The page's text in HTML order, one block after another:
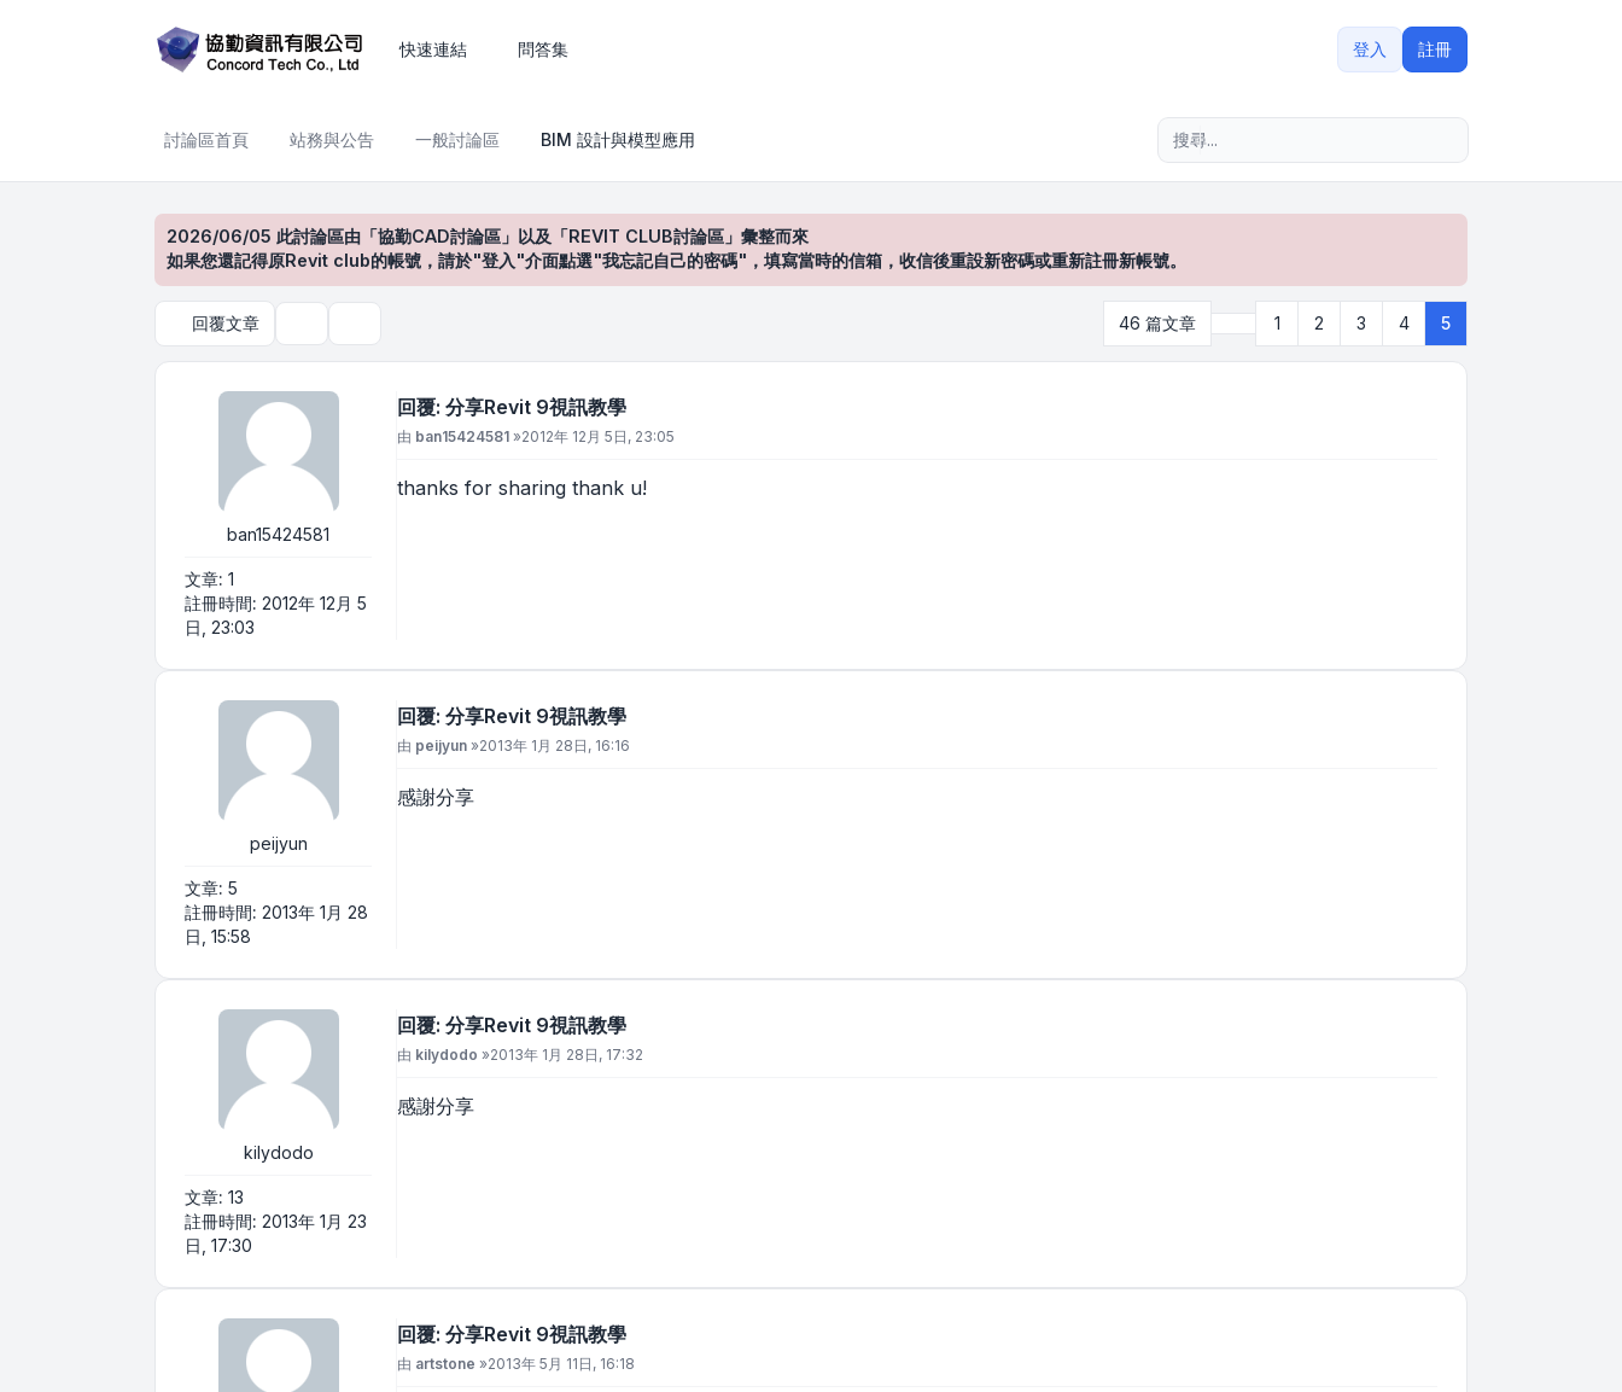
快速連結 問答集 登入 註冊
討論區首頁 站務與公告 一般討論區 BIM 設計與模型應用
2026/06/05 此討論區由「協勤CAD討論區」以及「REVIT CLUB討論區」彙整而來
如果您還記得原Revit club的帳號，請於"登入"介面點選"我忘記自己的密碼"，填寫當時的信箱，收信後重設新密碼或重新註冊新帳號。
回覆文章 46 篇文章 上一頁1 2 3 4 5
ban15424581
文章: 1
註冊時間: 2012年 12月 5
日, 23:03
回覆: 分享Revit 9視訊教學
文章
由 ban15424581 »2012年 12月 5日, 23:05
thanks for sharing thank u!
peijyun
文章: 5
註冊時間: 2013年 1月 28
日, 15:58
回覆: 分享Revit 9視訊教學
文章
由 peijyun »2013年 1月 28日, 16:16
感謝分享
kilydodo
文章: 13
註冊時間: 2013年 1月 23
日, 17:30
回覆: 分享Revit 9視訊教學
文章
由 kilydodo »2013年 1月 28日, 17:32
感謝分享
回覆: 分享Revit 9視訊教學
文章
由 artstone »2013年 5月 11日, 16:18